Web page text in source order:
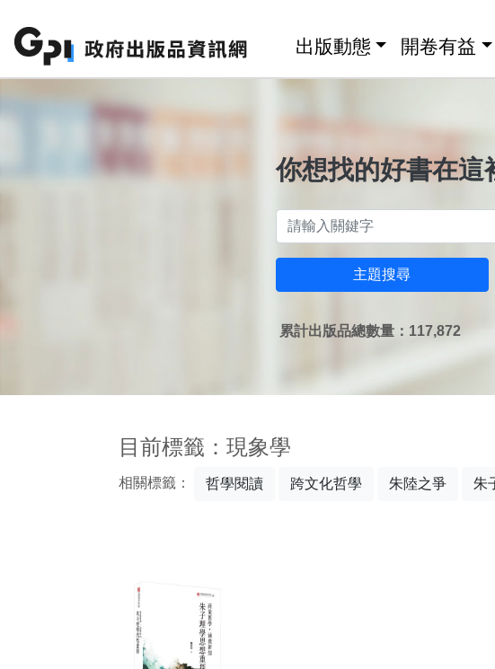
出版動態 開卷有益
你想找的好書在這
主題搜尋
累計出版品總數量：117,872
目前標籤：現象學
相關標籤： 哲學閱讀 跨文化哲學 朱陸之爭 朱